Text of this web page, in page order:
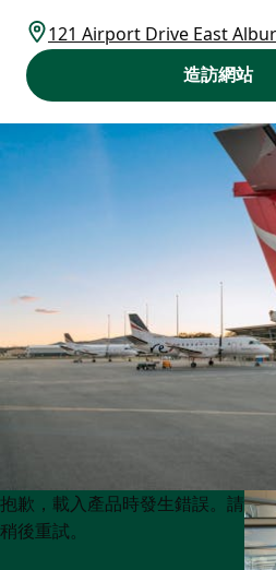
121 Airport Drive East
造訪網站
Product
List
Product
List
抱歉，載入產品時發生錯誤。請
稍後重試。